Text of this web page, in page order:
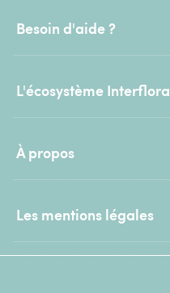
Besoin d'aide ?
L'écosystème Interflora
À propos
Les mentions légales